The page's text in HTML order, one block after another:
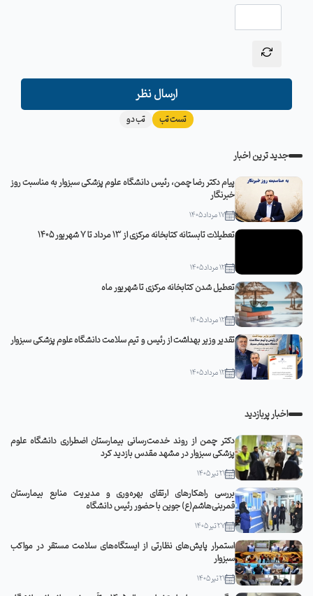
ارسال نظر
تست تب تب دو
جدید ترین اخبار
پیام دکتر رضا چمن، رئیس دانشگاه علوم پزشکی سبزوار به مناسبت روز
خبرنگار
17 مرداد 1405
تعطیلات تابستانه کتابخانه مرکزی از 13 مرداد تا 7 شهریور 1405
12 مرداد 1405
تعطیل شدن کتابخانه مرکزی تا شهریور ماه
12 مرداد 1405
تقدیر وزیر بهداشت از رئیس و تیم سلامت دانشگاه علوم پزشکی سبزوار
12 مرداد 1405
اخبار پربازدید
دکتر چمن از روند خدمت‌رسانی بیمارستان اضطراری دانشگاه علوم
پزشکی سبزوار در مشهد مقدس بازدید کرد
21 تیر 1405
بررسی راهکارهای ارتقای بهره‌وری و مدیریت منابع بیمارستان
قمربنی‌هاشم(ع) جوین با حضور رئیس دانشگاه
27 تیر 1405
استمرار پایش‌های نظارتی از ایستگاه‌های سلامت مستقر در مواکب
سبزوار
21 تیر 1405